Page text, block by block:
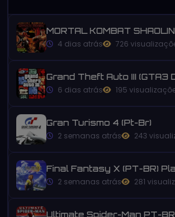
MORTAL KOMBAT
4 dias atrás
726
Grand Theft Auto III (GTA3
6 dias atrás
195
Gran Turismo 4 (Pt-Br)
2 semanas atrás
243
Final Fantasy X (PT-BR)
2 semanas atrás
281
Ultimate Spider-Man PT-